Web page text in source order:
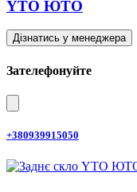
YTO ЮТО
Дізнатись у менеджера
Зателефонуйте
+380939915050